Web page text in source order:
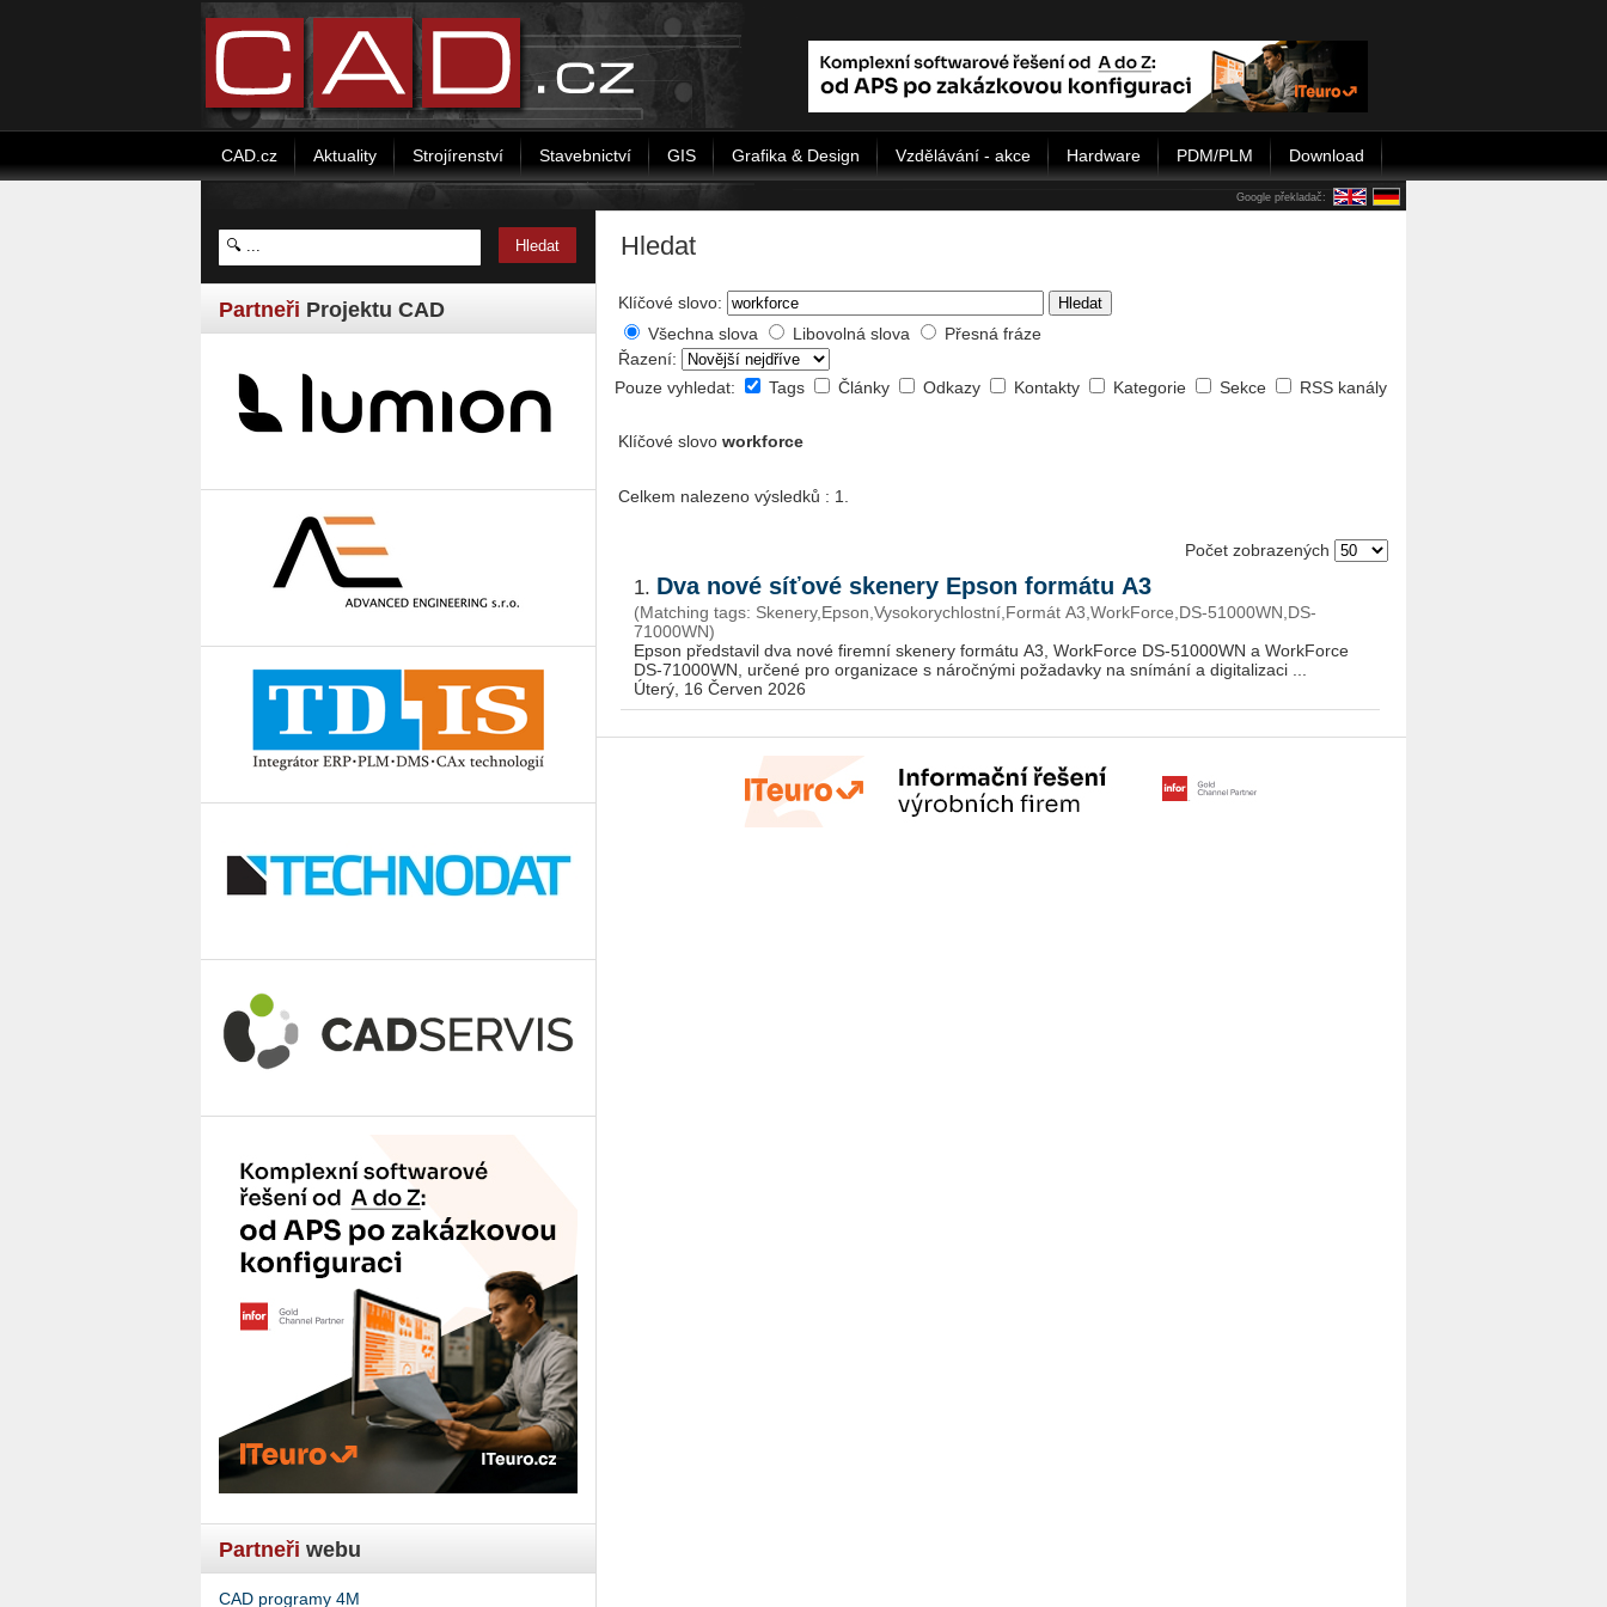
CAD.cz Aktuality Strojírenství Stavebnictví GIS Grafika & Design Vzdělávání - akce Hardware PDM/PLM Download
Google překladač:
Partneři Projektu CAD
Partneři webu
CAD programy 4M
Hledat
Klíčové slovo: Hledat
Všechna slova Libovolná slova
Přesná fráze
Řazení:
Pouze vyhledat:
Tags Články Odkazy Kontakty Kategorie Sekce RSS kanály
Klíčové slovo workforce
Celkem nalezeno výsledků : 1.
Počet zobrazených
1. Dva nové síťové skenery Epson formátu A3
(Matching tags: Skenery,Epson,Vysokorychlostní,Formát A3,WorkForce,DS-51000WN,DS-
71000WN)
Epson před­sta­vil dva nové fi­rem­ní ske­ne­ry for­má­tu A3, Work­For­ce DS-51000WN a Work­For­ce
DS-71000WN, ur­če­né pro or­ga­ni­za­ce s ná­roč­ný­mi po­ža­dav­ky na sní­má­ní a di­gi­ta­li­za­ci ...
Úterý, 16 Červen 2026